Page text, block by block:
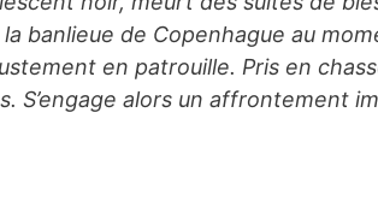
banlieue de Copenhague au
en patrouille. Pris en
S’engage alors un affrontement